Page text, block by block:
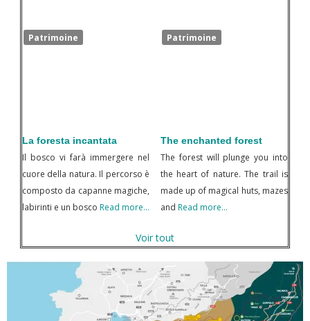
Patrimoine
La foresta incantata
Il bosco vi farà immergere nel
cuore della natura. Il percorso è
composto da capanne magiche,
labirinti e un bosco Read more…
Patrimoine
The enchanted forest
The forest will plunge you into
the heart of nature. The trail is
made up of magical huts, mazes
and Read more…
Voir tout